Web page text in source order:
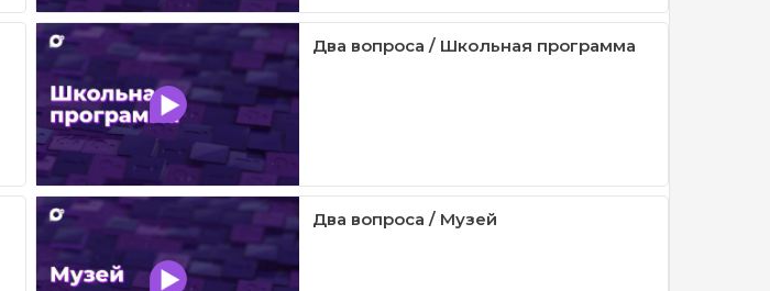
Два вопроса / Школьная программа
Два вопроса / Музей